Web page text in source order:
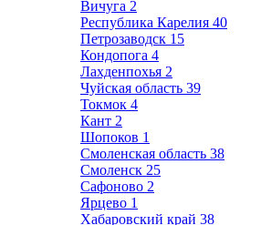
Вичуга 2
Республика Карелия 40
Петрозаводск 15
Кондопога 4
Лахденпохья 2
Чуйская область 39
Токмок 4
Кант 2
Шопоков 1
Смоленская область 38
Смоленск 25
Сафоново 2
Ярцево 1
Хабаровский край 38